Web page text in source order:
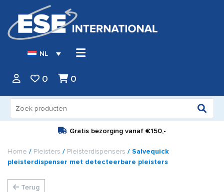
NL
0 0
naar:
Gratis bezorging vanaf €150,-
Home / Pleisters / Pleisterdispensers / Salvequick
pleisterdispenser met detecteerbare pleisters
Terug